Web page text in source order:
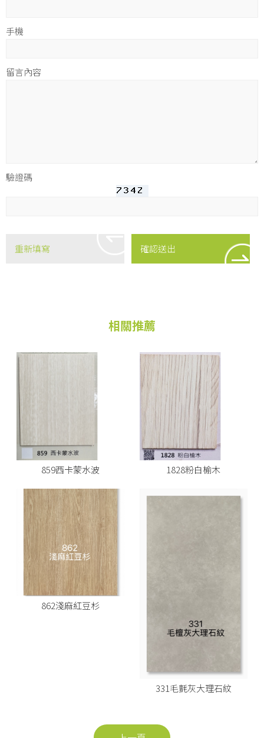
手機
留言內容
驗證碼
859西卡蒙水波 1828粉白榆木
862淺麻紅豆杉
331毛氈灰大理石紋